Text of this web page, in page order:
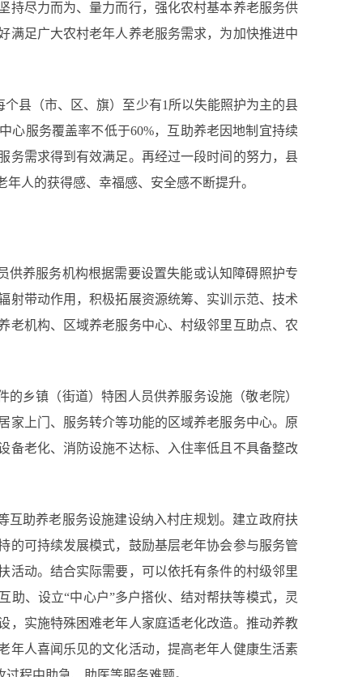
持尽力而为、量力而行，强化农村基本养老服务供
满足广大农村老年人养老服务需求，为加快推进中
个县（市、区、旗）至少有1所以失能照护为主的县
心服务覆盖率不低于60%，互助养老因地制宜持续
务需求得到有效满足。再经过一段时间的努力，县
人的获得感、幸福感、安全感不断提升。
供养服务机构根据需要设置失能或认知障碍照护专
射带动作用，积极拓展资源统筹、实训示范、技术
老机构、区域养老服务中心、村级邻里互助点、农
乡镇（街道）特困人员供养服务设施（敬老院）
家上门、服务转介等功能的区域养老服务中心。原
备老化、消防设施不达标、入住率低且不具备整改
互助养老服务设施建设纳入村庄规划。建立政府扶
的可持续发展模式，鼓励基层老年协会参与服务管
活动。结合实际需要，可以依托有条件的村级邻里
助、设立“中心户”多户搭伙、结对帮扶等模式，灵
，实施特殊困难老年人家庭适老化改造。推动养教
年人喜闻乐见的文化活动，提高老年人健康生活素